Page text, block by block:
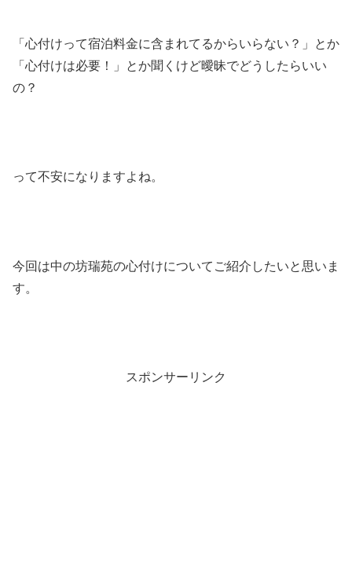
「心付けって宿泊料金に含まれてるからいらない？」とか
「心付けは必要！」とか聞くけど曖昧でどうしたらいい
の？
って不安になりますよね。
今回は中の坊瑞苑の心付けについてご紹介したいと思いま
す。
スポンサーリンク